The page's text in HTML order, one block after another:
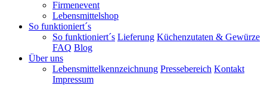
Firmenevent
Lebensmittelshop
So funktioniert´s
So funktioniert´s Lieferung Küchenzutaten & Gewürze
FAQ Blog
Über uns
Lebensmittelkennzeichnung Pressebereich Kontakt
Impressum